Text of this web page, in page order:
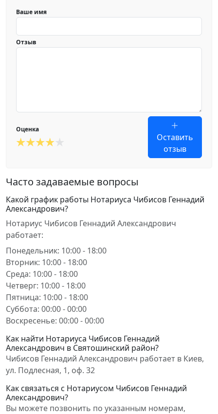
Ваше имя
Отзыв
Оценка
Оставить
отзыв
Часто задаваемые вопросы
Какой график работы Нотариуса Чибисов Геннадий
Александрович?
Нотариус Чибисов Геннадий Александрович
работает:
Понедельник: 10:00 - 18:00
Вторник: 10:00 - 18:00
Среда: 10:00 - 18:00
Четверг: 10:00 - 18:00
Пятница: 10:00 - 18:00
Суббота: 00:00 - 00:00
Воскресенье: 00:00 - 00:00
Как найти Нотариуса Чибисов Геннадий
Александрович в Святошинский район?
Чибисов Геннадий Александрович работает в Киев,
ул. Подлесная, 1, оф. 32
Как связаться с Нотариусом Чибисов Геннадий
Александрович?
Вы можете позвонить по указанным номерам,